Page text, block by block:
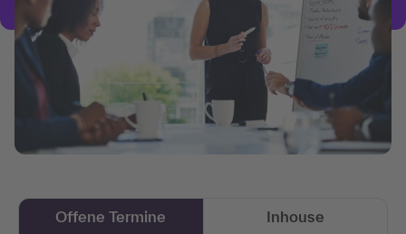
Offene Termine Inhouse